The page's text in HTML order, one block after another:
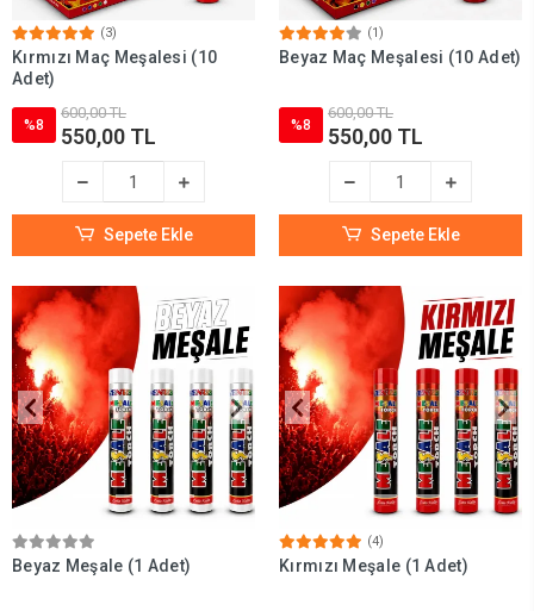
(3)
Kırmızı Maç Meşalesi (10
Adet)
%8
600,00 TL
550,00 TL
Sepete Ekle
(1)
Beyaz Maç Meşalesi (10 Adet)
%8
600,00 TL
550,00 TL
Sepete Ekle
Beyaz Meşale (1 Adet)
(4)
Kırmızı Meşale (1 Adet)